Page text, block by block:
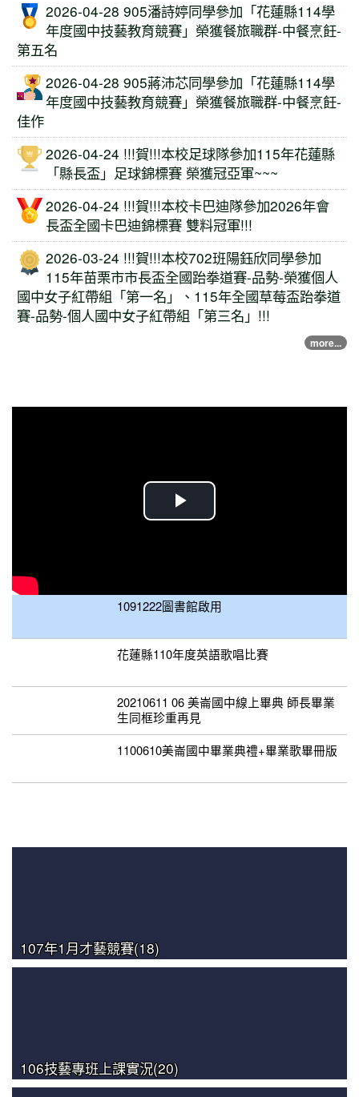
2026-04-28 905潘詩婷同學參加「花蓮縣114學
年度國中技藝教育競賽」榮獲餐旅職群-中餐烹飪-
第五名
2026-04-28 905蔣沛芯同學參加「花蓮縣114學
年度國中技藝教育競賽」榮獲餐旅職群-中餐烹飪-
佳作
2026-04-24 !!!賀!!!本校足球隊參加115年花蓮縣
「縣長盃」足球錦標賽 榮獲冠亞軍~~~
2026-04-24 !!!賀!!!本校卡巴迪隊參加2026年會
長盃全國卡巴迪錦標賽 雙料冠軍!!!
2026-03-24 !!!賀!!!本校702班陽鈺欣同學參加
115年苗栗市市長盃全國跆拳道賽-品勢-榮獲個人
國中女子紅帶組「第一名」、115年全國草莓盃跆拳道
賽-品勢-個人國中女子紅帶組「第三名」!!!
more...
更多影片在「校園連結/影音播放」
播
影
1091222圖書館啟用
花蓮縣110年度英語歌唱比賽
20210611 06 美崙國中線上畢典 師長畢業
生同框珍重再見
1100610美崙國中畢業典禮+畢業歌畢冊版
美崙的一天(原始版)
107年1月才藝競賽(18)
106技藝專班上課實況(20)